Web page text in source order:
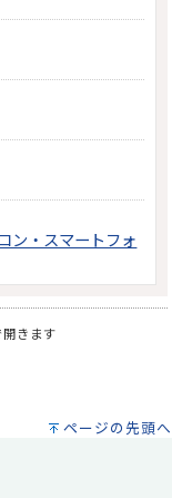
ン・スマートフォ
きます
ページの先頭へ